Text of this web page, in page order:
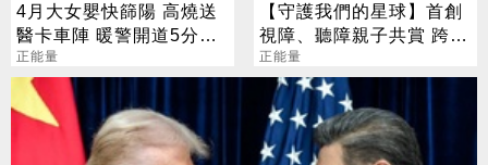
4月大女嬰快篩陽 高燒送
醫卡車陣 暖警開道5分鐘
抵急診
正能量
【守護我們的星球】首創
視障、聽障親子共賞 跨越
障礙，守護地球
正能量